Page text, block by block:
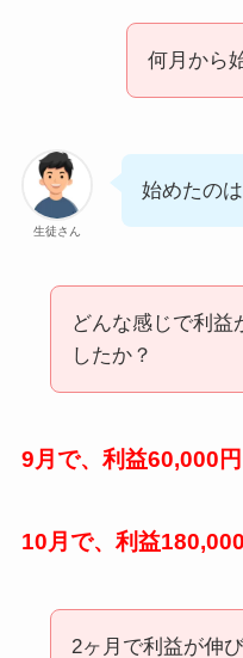
何月から
生徒さん
始めたの
どんな感じで利益
したか？
9月で、利益60,000円
10月で、利益
2ヶ月で利益が伸